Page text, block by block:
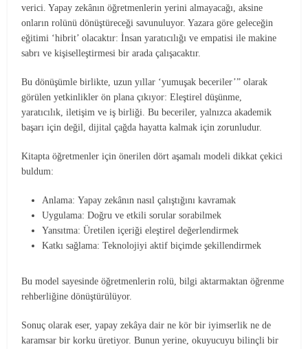
verici. Yapay zekânın öğretmenlerin yerini almayacağı, aksine
onların rolünü dönüştüreceği savunuluyor. Yazara göre geleceğin
eğitimi ‘hibrit’ olacaktır: İnsan yaratıcılığı ve empatisi ile makine
sabrı ve kişiselleştirmesi bir arada çalışacaktır.
Bu dönüşümle birlikte, uzun yıllar ‘yumuşak beceriler’” olarak
görülen yetkinlikler ön plana çıkıyor: Eleştirel düşünme,
yaratıcılık, iletişim ve iş birliği. Bu beceriler, yalnızca akademik
başarı için değil, dijital çağda hayatta kalmak için zorunludur.
Kitapta öğretmenler için önerilen dört aşamalı modeli dikkat çekici
buldum:
Anlama: Yapay zekânın nasıl çalıştığını kavramak
Uygulama: Doğru ve etkili sorular sorabilmek
Yansıtma: Üretilen içeriği eleştirel değerlendirmek
Katkı sağlama: Teknolojiyi aktif biçimde şekillendirmek
Bu model sayesinde öğretmenlerin rolü, bilgi aktarmaktan öğrenme
rehberliğine dönüştürülüyor.
Sonuç olarak eser, yapay zekâya dair ne kör bir iyimserlik ne de
karamsar bir korku üretiyor. Bunun yerine, okuyucuyu bilinçli bir